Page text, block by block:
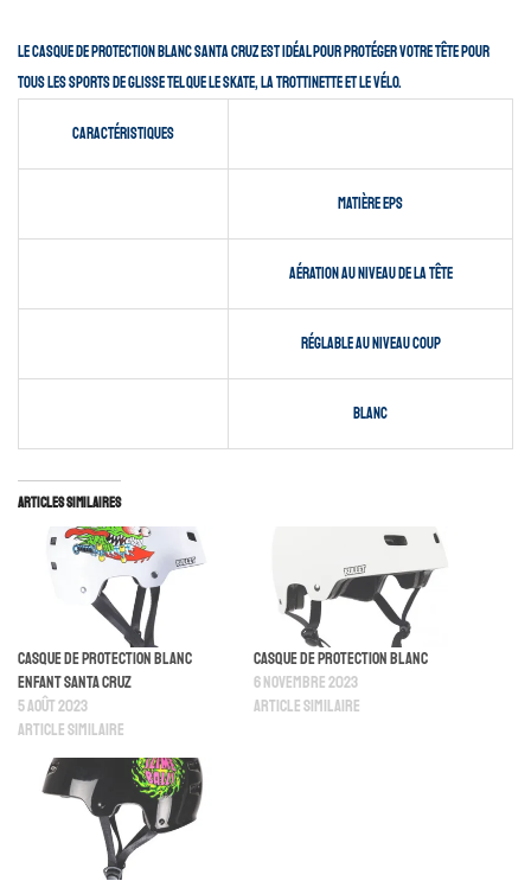
Le casque de protection blanc Santa Cruz est idéal pour protéger votre tête pour
tous les sports de glisse tel que le skate, la trottinette et le vélo.
Caractéristiques
Matière EPS
Aération au niveau de la tête
Réglable au niveau coup
Blanc
Articles similaires
Casque De Protection Blanc
Enfant Santa Cruz
5 août 2023
Article similaire
Casque De Protection Blanc
6 novembre 2023
Article similaire